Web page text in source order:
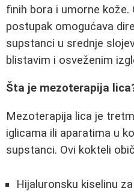
finih bora i umorne kože.
postupak omogućava
supstanci u srednje
blistavim i osveženim
Šta je mezoterapija
Mezoterapija lica je
iglicama ili aparatima u
supstanci. Ovi kokteli
Hijaluronsku kiselinu